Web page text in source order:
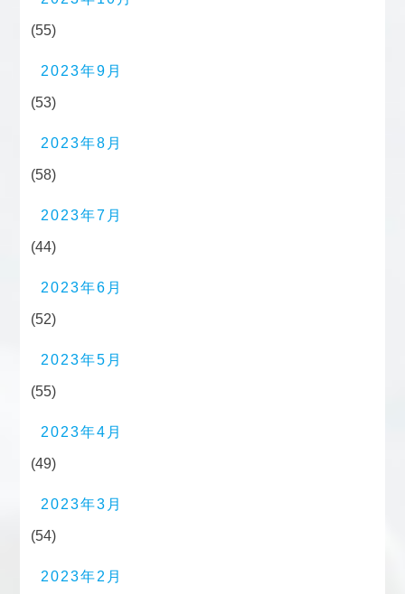
(55)
2023年9月
(53)
2023年8月
(58)
2023年7月
(44)
2023年6月
(52)
2023年5月
(55)
2023年4月
(49)
2023年3月
(54)
2023年2月